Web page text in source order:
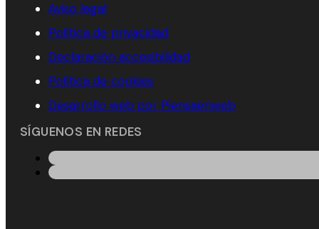
Aviso legal
Política de privacidad
Declaración accesibilidad
Política de cookies
Desarrollo web por Piensaenweb
SÍGUENOS EN REDES